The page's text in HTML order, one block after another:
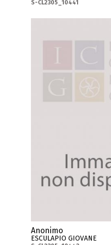
S-CL2305_10441
Anonimo
ESCULAPIO GIOVANE